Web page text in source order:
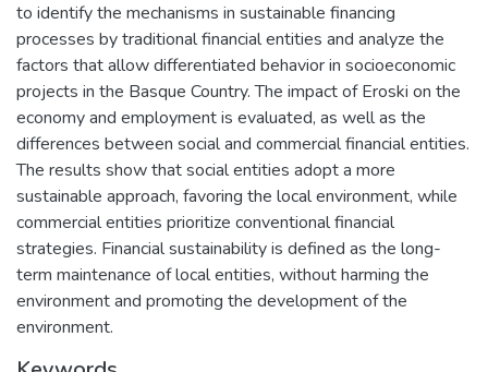
to identify the mechanisms in sustainable financing
processes by traditional financial entities and analyze the
factors that allow differentiated behavior in socioeconomic
projects in the Basque Country. The impact of Eroski on the
economy and employment is evaluated, as well as the
differences between social and commercial financial entities.
The results show that social entities adopt a more
sustainable approach, favoring the local environment, while
commercial entities prioritize conventional financial
strategies. Financial sustainability is defined as the long-
term maintenance of local entities, without harming the
environment and promoting the development of the
environment.